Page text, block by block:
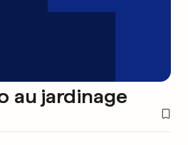
au jardinage